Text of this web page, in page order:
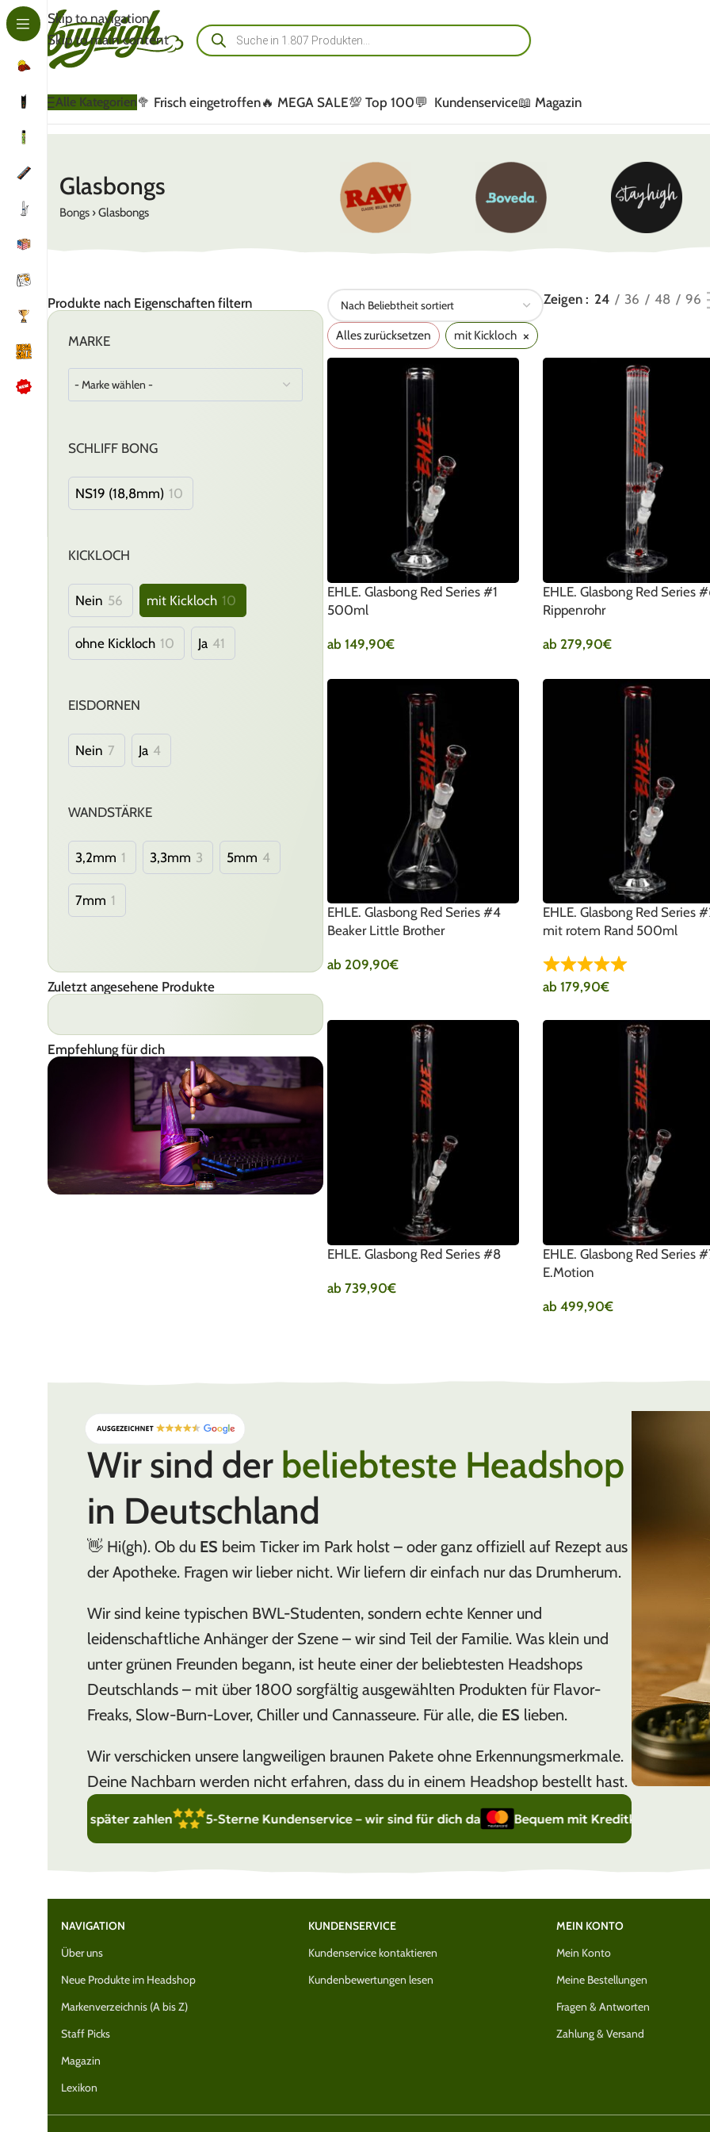
Skip to navigation
Skip to main content
Schreib uns auf WhatsApp
Kundenservice kontaktieren
Alle Kategorien🥦 Frisch eingetroffen🔥 MEGA SALE💯 Top 100💬 Kundenservice📖 Magazin
Glasbongs
Bongs ›Glasbongs
Produkte nach Eigenschaften filtern
MARKE
SCHLIFF BONG
NS19 (18,8mm) 10
KICKLOCH
Nein 56 mit Kickloch 10
ohne Kickloch 10 Ja 41
EISDORNEN
Nein 7 Ja 4
WANDSTÄRKE
3,2mm 1 3,3mm 3 5mm 4
7mm 1
Zuletzt angesehene Produkte
Empfehlung für dich
Zeigen 24 36 48 96
Alles zurücksetzen mit Kickloch ×
EHLE. Glasbong Red Series #1
500ml
ab149,90€
EHLE. Glasbong Red Series
Rippenrohr
ab 279,90€
EHLE. Glasbong Red Series #4
Beaker Little Brother
ab 209,90€
EHLE. Glasbong Red Series
mit rotem Rand 500ml
ab179,90€
EHLE. Glasbong Red Series #8
ab739,90€
EHLE. Glasbong Red Series
E.Motion
ab499,90€
Wir sind der beliebteste Headshop
in Deutschland
👋 Hi(gh). Ob du ES beim Ticker im Park holst – oder ganz offiziell auf Rezept aus
der Apotheke. Fragen wir lieber nicht. Wir liefern dir einfach nur das Drumherum.
Wir sind keine typischen BWL-Studenten, sondern echte Kenner und
leidenschaftliche Anhänger der Szene – wir sind Teil der Familie. Was klein und
unter grünen Freunden begann, ist heute einer der beliebtesten Headshops
Deutschlands – mit über 1800 sorgfältig ausgewählten Produkten für Flavor-
Freaks, Slow-Burn-Lover, Chiller und Cannasseure. Für alle, die ES lieben.
Wir verschicken unsere langweiligen braunen Pakete ohne Erkennungsmerkmale.
Deine Nachbarn werden nicht erfahren, dass du in einem Headshop bestellt hast.
später zahlen 5-Sterne Kundenservice – wir sind für dich da Bequem mit Kreditkarte bezahlen (Visa /
NAVIGATION
Über uns
Neue Produkte im Headshop
Markenverzeichnis (A bis Z)
Staff Picks
Magazin
Lexikon
KUNDENSERVICE
Kundenservice kontaktieren
Kundenbewertungen lesen
MEIN KONTO
Mein Konto
Meine Bestellungen
Fragen & Antworten
Zahlung & Versand